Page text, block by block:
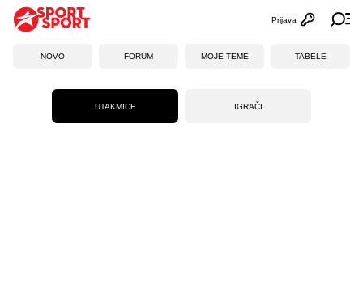
Otvori
Prijava
NOVO FORUM MOJE TEME TABELE
UTAKMICE IGRAČI